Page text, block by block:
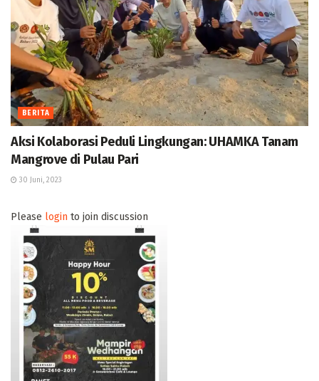
BERITA
Aksi Kolaborasi Peduli Lingkungan: UHAMKA Tanam
Mangrove di Pulau Pari
30 Juni, 2023
Please login to join discussion